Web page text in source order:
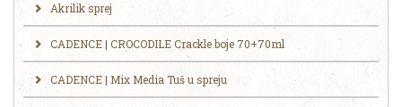
Akrilik sprej
CADENCE | CROCODILE Crackle boje 70+70ml
CADENCE | Mix Media Tuš u spreju